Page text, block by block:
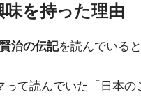
味を持った理由
治の伝記を読んでいる
って読んでいた「日本の